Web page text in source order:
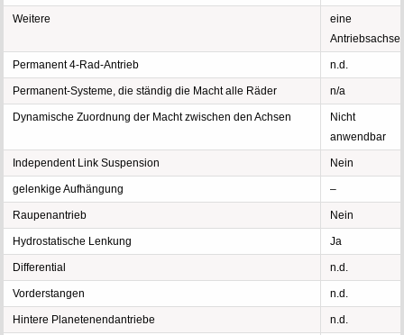
Weitere
eine
Antriebsachse
Permanent 4-Rad-Antrieb n.d.
Permanent-Systeme, die ständig die Macht alle Räder n/a
Dynamische Zuordnung der Macht zwischen den Achsen
Nicht
anwendbar
Independent Link Suspension Nein
gelenkige Aufhängung –
Raupenantrieb Nein
Hydrostatische Lenkung Ja
Differential n.d.
Vorderstangen n.d.
Hintere Planetenendantriebe n.d.